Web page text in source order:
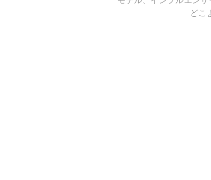
どこ